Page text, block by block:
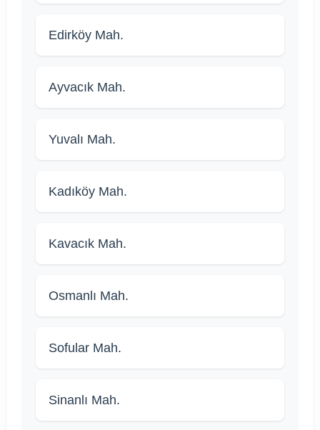
Edirköy Mah.
Ayvacık Mah.
Yuvalı Mah.
Kadıköy Mah.
Kavacık Mah.
Osmanlı Mah.
Sofular Mah.
Sinanlı Mah.